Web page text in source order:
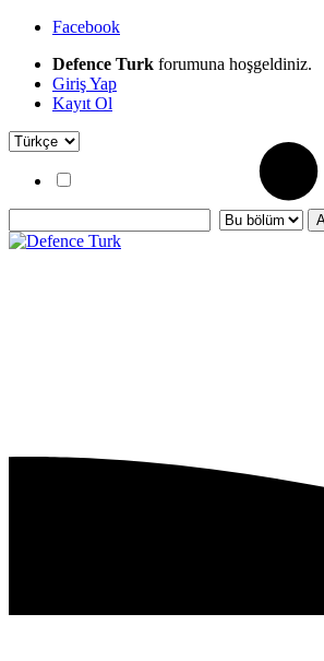
Facebook
Defence Turk forumuna hoşgeldiniz.
Giriş Yap
Kayıt Ol